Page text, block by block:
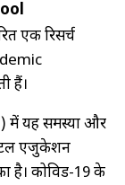
एक रिसर्च
हैं।
में यह समस्या और
एजुकेशन
है। कोविड-19 के